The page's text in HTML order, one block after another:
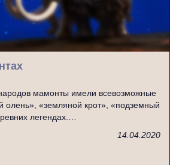
мамонты имели всевозможные
олень», «земляной крот», «подземный
легендах.…
14.04.2020